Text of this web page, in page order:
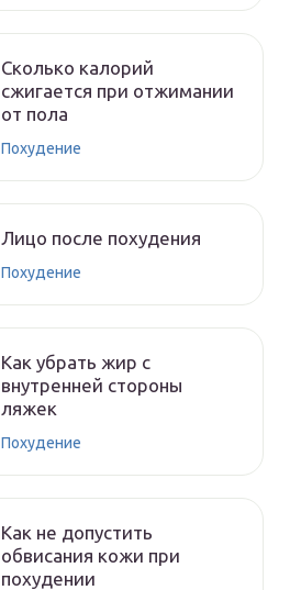
Сколько калорий
сжигается при отжимании
от пола
Похудение
Лицо после похудения
Похудение
Как убрать жир с
внутренней стороны
ляжек
Похудение
Как не допустить
обвисания кожи при
похудении